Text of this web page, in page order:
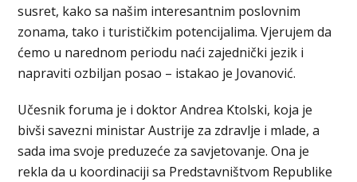
susret, kako sa našim interesantnim poslovnim
zonama, tako i turističkim potencijalima. Vjerujem da
ćemo u narednom periodu naći zajednički jezik i
napraviti ozbiljan posao – istakao je Јovanović.
Učesnik foruma je i doktor Andrea Ktolski, koja je
bivši savezni ministar Austrije za zdravlje i mlade, a
sada ima svoje preduzeće za savjetovanje. Ona je
rekla da u koordinaciji sa Predstavništvom Republike